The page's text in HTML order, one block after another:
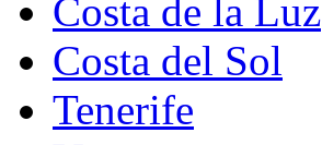
Costa de la Luz
Costa del Sol
Tenerife